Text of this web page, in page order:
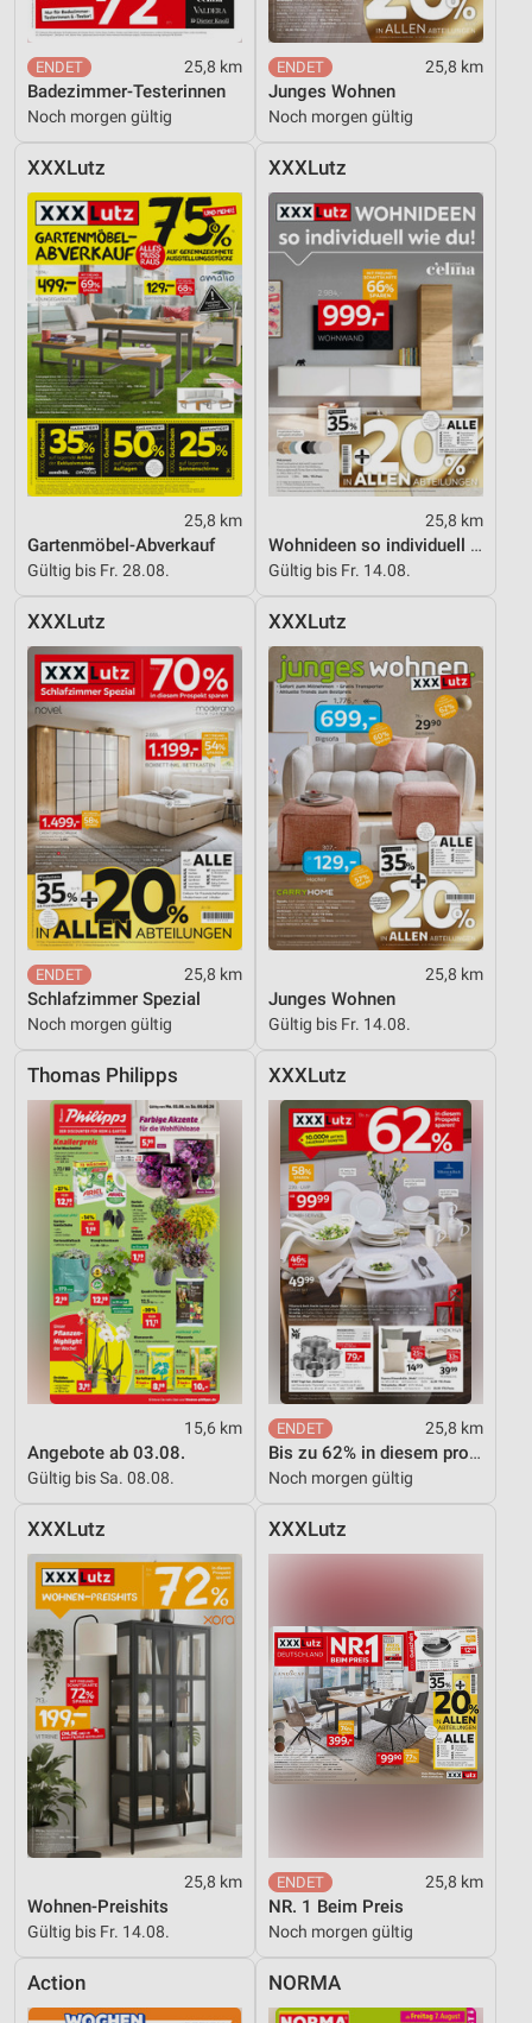
25,8 km
Badezimmer-Testerinnen
Noch morgen gültig
25,8 km
Junges Wohnen
Noch morgen gültig
XXXLutz
25,8 km
Gartenmöbel-Abverkauf
Gültig bis Fr. 28.08.
XXXLutz
25,8 km
Wohnideen so individuell wie du!
Gültig bis Fr. 14.08.
XXXLutz
25,8 km
Schlafzimmer Spezial
Noch morgen gültig
XXXLutz
25,8 km
Junges Wohnen
Gültig bis Fr. 14.08.
Thomas Philipps
15,6 km
Angebote ab 03.08.
Gültig bis Sa. 08.08.
XXXLutz
25,8 km
Bis zu 62% in diesem prospekt
Noch morgen gültig
XXXLutz
25,8 km
Wohnen-Preishits
Gültig bis Fr. 14.08.
XXXLutz
25,8 km
NR. 1 Beim Preis
Noch morgen gültig
Action NORMA